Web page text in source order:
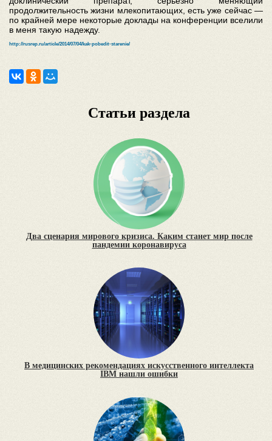
продолжительность жизни млекопитающих, есть уже сейчас —
по крайней мере некоторые доклады на конференции вселили
в меня такую надежду.
http://rusrep.ru/article/2014/07/04/kak-pobedit-starenie/
Статьи раздела
Два сценария мирового кризиса. Каким станет мир после
пандемии коронавируса
В медицинских рекомендациях искусственного интеллекта
IBM нашли ошибки